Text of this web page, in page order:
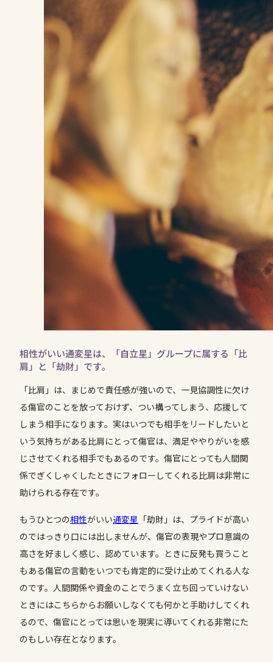
相性がいい通変星は、「自立星」グループに属する「比
肩」と「劫財」です。
「比肩」は、まじめで責任感が強いので、一見協調性に欠け
る傷官のことを放っておけず、つい構ってしまう、応援して
しまう相手になります。実はいつでも相手をリードしたいと
いう気持ちがある比肩にとって傷官は、満足ややりがいを感
じさせてくれる相手でもあるのです。傷官にとっても人間関
係でぎくしゃくしたときにフォローしてくれる比肩は非常に
助けられる存在です。
もうひとつの相性がいい通変星 「劫財」は、プライドが高い
のではっきり口には出しませんが、傷官の表現やプロ意識の
高さを好ましく感じ、認めています。ときに反発も買うこと
もある傷官の言動をいつでも肯定的に受け止めてくれる人な
のです。人間関係や資金のことでうまく立ち回っていけない
ときにはこちらからお願いしなくても何かと手助けしてくれ
るので、傷官にとっては思いを現実に導いてくれる非常にた
のもしい存在となります。